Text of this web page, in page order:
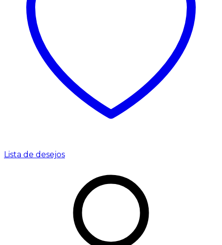
Lista de desejos